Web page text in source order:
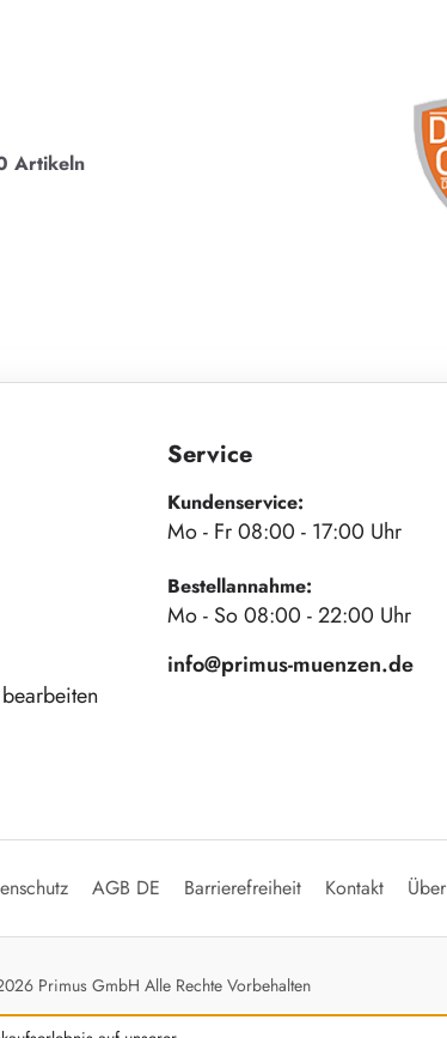
Artikeln
Service
Kundenservice:
Mo - Fr 08:00 - 17:00 Uhr
Bestellannahme:
Mo - So 08:00 - 22:00 Uhr
info@primus-muenzen.de
AGB DE Barrierefreiheit Kontakt
Primus GmbH Alle Rechte Vorbehalten